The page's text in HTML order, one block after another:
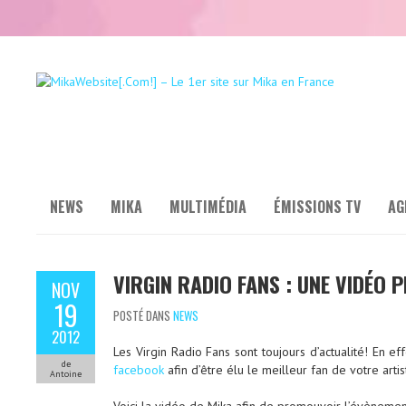
NEWS MIKA MULTIMÉDIA ÉMISSIONS TV
NOV
19
2012
de
Antoine
VIRGIN RADIO FANS : UNE VIDÉO
POSTÉ DANS NEWS
Les Virgin Radio Fans sont toujours d’actualité! En
facebook afin d’être élu le meilleur fan de votre